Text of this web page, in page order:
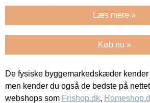
Læs mere »
Køb nu »
De fysiske byggemarkedskæder
men kender du også de bedste på
webshops som Frishop.dk,